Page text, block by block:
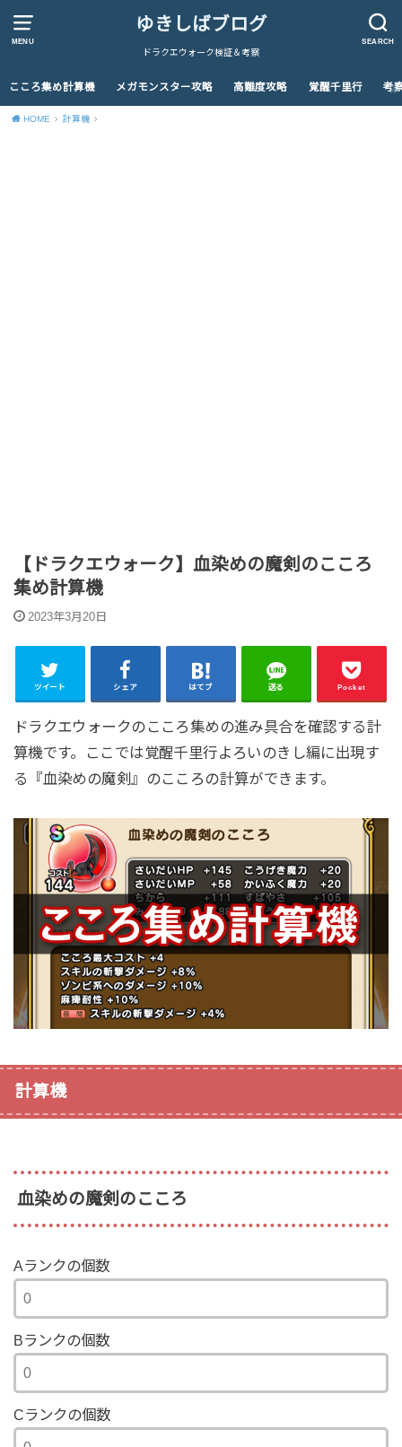
MENU SEARCH
ゆきしばブログ
ドラクエウォーク検証＆考察
こころ集め計算機 メガモンスター攻略 高難度攻略 覚醒千里行 考
HOME 計算機
【ドラクエウォーク】血染めの魔剣のこころ
集め計算機
2023年3月20日
ツイート シェア はてブ 送る Pocket
ドラクエウォークのこころ集めの進み具合を確認する計
算機です。ここでは覚醒千里行よろいのきし編に出現す
る『血染めの魔剣』のこころの計算ができます。
計算機
血染めの魔剣のこころ
Aランクの個数
Bランクの個数
Cランクの個数